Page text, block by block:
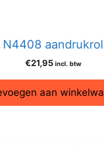
N4408
€21,95 incl. btw
aan